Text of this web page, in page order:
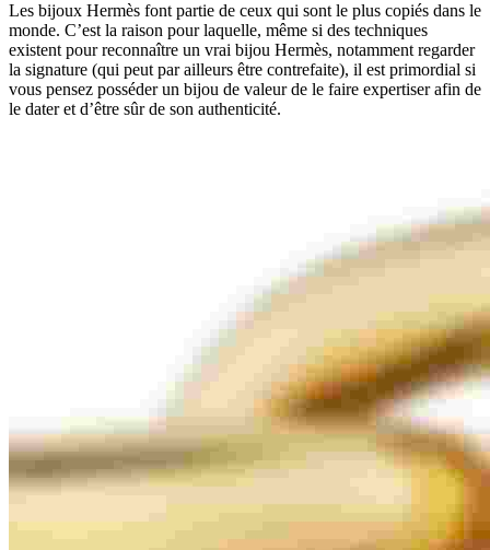
Les bijoux Hermès font partie de ceux qui sont le plus copiés dans le
monde. C’est la raison pour laquelle, même si des techniques
existent pour reconnaître un vrai bijou Hermès, notamment regarder
la signature (qui peut par ailleurs être contrefaite), il est primordial si
vous pensez posséder un bijou de valeur de le faire expertiser afin de
le dater et d’être sûr de son authenticité.